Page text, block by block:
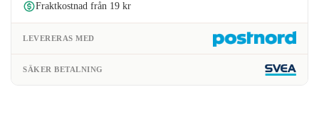
Fraktkostnad från 19 kr
LEVERERAS MED
SÄKER BETALNING